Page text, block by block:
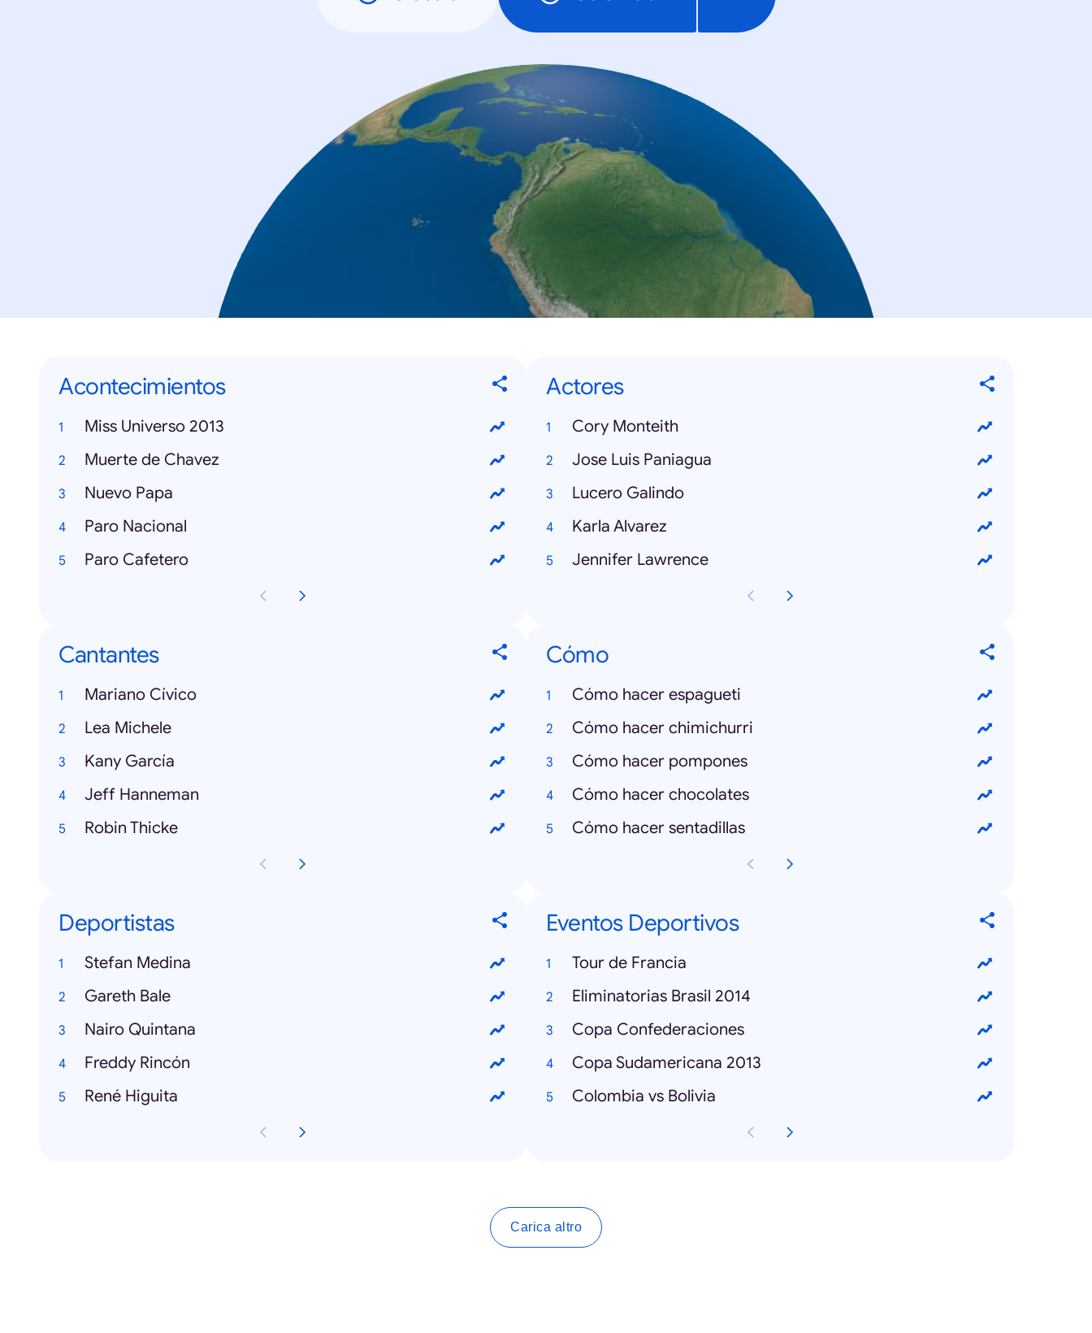
Acontecimientos
Miss Universo 2013
Muerte de Chavez
Nuevo Papa
Paro Nacional
Paro Cafetero
Actores
Cory Monteith
Jose Luis Paniagua
Lucero Galindo
Karla Alvarez
Jennifer Lawrence
Cantantes
Mariano Cívico
Lea Michele
Kany García
Jeff Hanneman
Robin Thicke
Cómo
Cómo hacer espagueti
Cómo hacer chimichurri
Cómo hacer pompones
Cómo hacer chocolates
Cómo hacer sentadillas
Deportistas
Stefan Medina
Gareth Bale
Nairo Quintana
Freddy Rincón
René Higuita
Eventos Deportivos
Tour de Francia
Eliminatorias Brasil 2014
Copa Confederaciones
Copa Sudamericana 2013
Colombia vs Bolivia
Carica altro